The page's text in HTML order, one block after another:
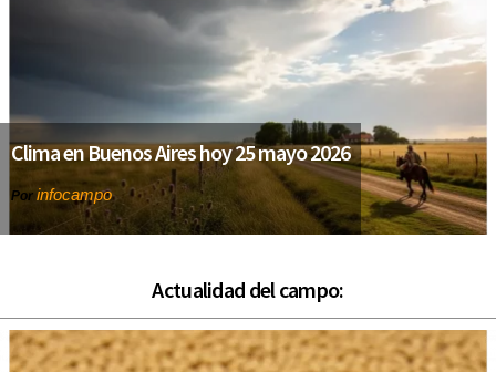
Clima en Buenos Aires hoy 25 mayo 2026
Por infocampo
Actualidad del campo: